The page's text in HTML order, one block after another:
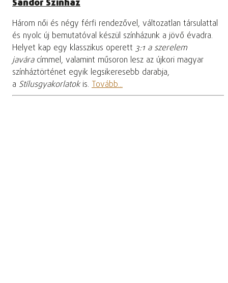
Három női és négy férfi rendezővel, változatlan társulattal
és nyolc új bemutatóval készül színházunk a jövő évadra.
Helyet kap egy klasszikus operett 3:1 a szerelem
javáracímmel, valamint műsoron lesz az újkori magyar
színháztörténet egyik legsikeresebb darabja,
a Stílusgyakorlatokis. Tovább...